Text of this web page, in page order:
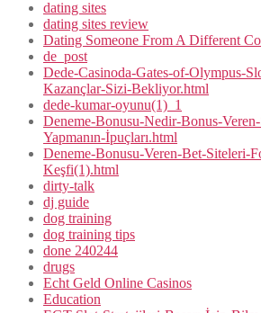
dating sites
dating sites review
Dating Someone From A Different
de_post
Dede-Casinoda-Gates-of-Olympus-
Kazançlar-Sizi-Bekliyor.html
dede-kumar-oyunu(1)_1
Deneme-Bonusu-Nedir-Bonus-
Yapmanın-İpuçları.html
Deneme-Bonusu-Veren-Bet-Siteleri-
Keşfi(1).html
dirty-talk
dj guide
dog training
dog training tips
done 240244
drugs
Echt Geld Online Casinos
Education